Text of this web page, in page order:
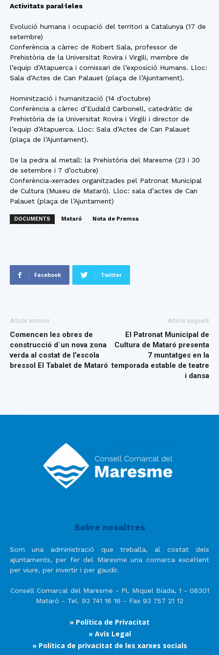
Activitats paral·leles
Evolució humana i ocupació del territori a Catalunya (17 de
setembre)
Conferència a càrrec de Robert Sala, professor de
Prehistòria de la Universitat Rovira i Virgili, membre de
l’equip d’Atapuerca i comissari de l’exposició Humans. Lloc:
Sala d’Actes de Can Palauet (plaça de l’Ajuntament).
Hominització i humanització (14 d’octubre)
Conferència a càrrec d’Eudald Carbonell, catedràtic de
Prehistòria de la Universitat Rovira i Virgili i director de
l’equip d’Atapuerca. Lloc: Sala d’Actes de Can Palauet
(plaça de l’Ajuntament).
De la pedra al metall: la Prehistòria del Maresme (23 i 30
de setembre i 7 d’octubre)
Conferència-xerrades organitzades pel Patronat Municipal
de Cultura (Museu de Mataró). Lloc: sala d’actes de Can
Palauet (plaça de l’Ajuntament)
DOCUMENTS Mataró Nota de Premsa
Facebook Twitter
Article anterior
Comencen les obres de
construcció d´un nova zona
verda al costat de l’escola
bressol El Tabalet de Mataró
Article següent
El Patronat Municipal de
Cultura de Mataró presenta
7 muntatges en la
temporada estable de teatre
i dansa
Sobre nosaltres
Som una administració que treballa, al costat dels
ajuntaments, per fer del Maresme una comarca excel·lent
per viure, per invertir i per gaudir.
Consell Comarcal del Maresme - Pl. Miquel Biada, 1 - 08301
Mataró - Tel. 93 741 16 16 - Fax 93 757 21 12
» Política de Privacitat
» Avís Legal
» Política de privacitat de les xarxes socials